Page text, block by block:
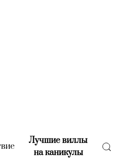
(current)
Лучшие виллы
на каникулы(current)